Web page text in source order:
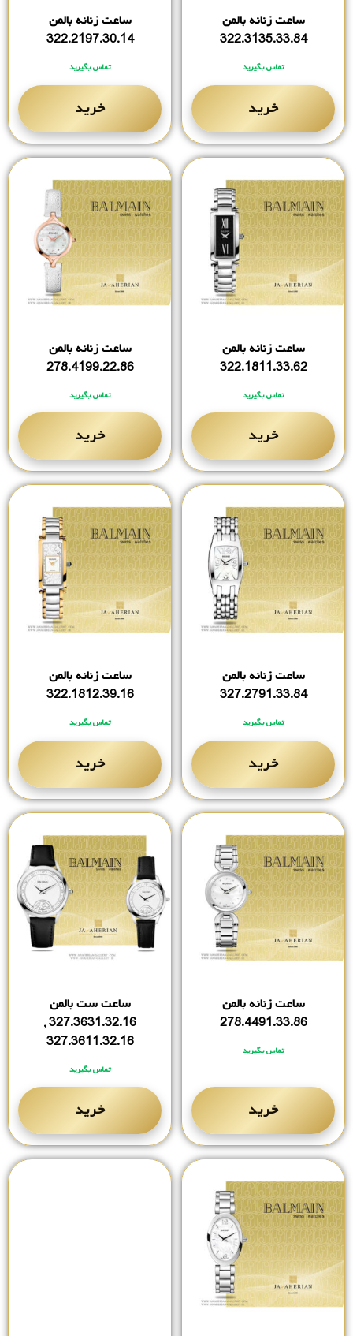
ساعت زنانه بالمن
322.3135.33.84
تماس بگیرید
خرید
ساعت زنانه بالمن
322.2197.30.14
تماس بگیرید
خرید
ساعت زنانه بالمن
322.1811.33.62
تماس بگیرید
خرید
ساعت زنانه بالمن
278.4199.22.86
تماس بگیرید
خرید
ساعت زنانه بالمن
327.2791.33.84
تماس بگیرید
خرید
ساعت زنانه بالمن
322.1812.39.16
تماس بگیرید
خرید
ساعت زنانه بالمن
278.4491.33.86
تماس بگیرید
خرید
ساعت ست بالمن
327.3631.32.16 ,
327.3611.32.16
تماس بگیرید
خرید